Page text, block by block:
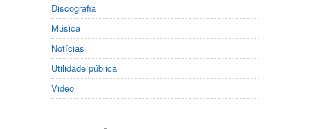
Discografia
Música
Notícias
Utilidade pública
Video